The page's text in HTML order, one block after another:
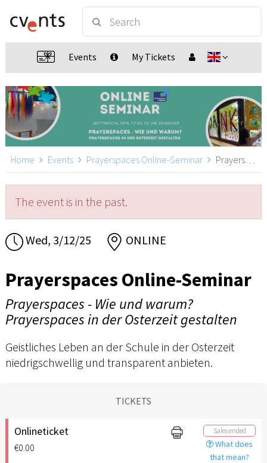
Events My Tickets
Home Events Prayerspaces Online-Seminar Prayerspaces Online-Seminar, ONLINE
The event is in the past.
Wed, 3/12/25 ONLINE
Prayerspaces Online-Seminar
Prayerspaces - Wie und warum?
Prayerspaces in der Osterzeit gestalten
Geistliches Leben an der Schule in der Osterzeit
niedrigschwellig und transparent anbieten.
TICKETS
Onlineticket
€0.00
Sales ended
What does
that mean?